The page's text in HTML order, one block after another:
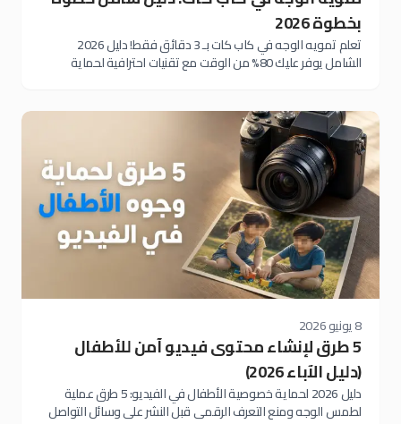
بخطوة 2026
تعلم تمويه الوجه في كاب كات بـ 3 دقائق فقط! دليل 2026
الشامل يوفر عليك 80% من الوقت مع تقنيات احترافية لحماية
8 يونيو 2026
5 طرق لإنشاء محتوى فيديو آمن للأطفال
(دليل الآباء 2026)
دليل 2026 لحماية خصوصية الأطفال في الفيديو: 5 طرق عملية
لطمس الوجه ومنع التعرف الرقمي قبل النشر على وسائل التواصل